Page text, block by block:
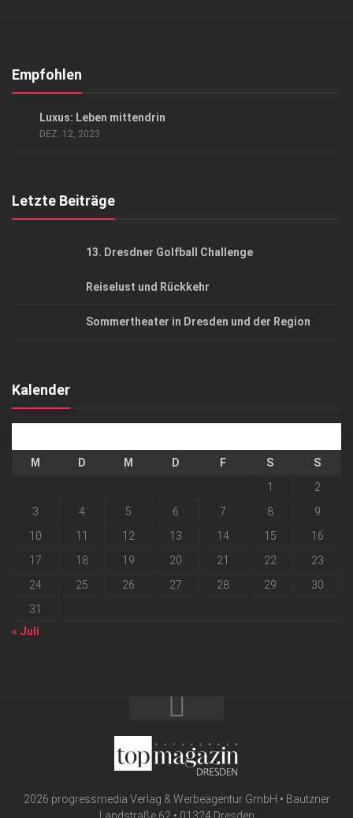
Kontakt, Impressum
Empfohlen
Luxus: Leben mittendrin
DEZ. 12, 2023
Letzte Beiträge
13. Dresdner Golfball Challenge
Reiselust und Rückkehr
Sommertheater in Dresden und der Region
Kalender
M D M D F S
S
1
2
3
4 5 6 7 8
9
10
11 12 13 14 15
16
17
18 19 20 21 22
23
24
25 26 27 28 29
30
31
« Juli
2026 progressmedia Verlag & Werbeagentur GmbH • Bautzner